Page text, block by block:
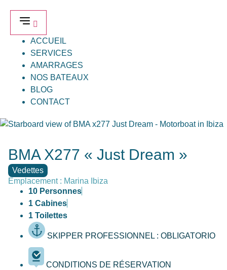
ACCUEIL
SERVICES
AMARRAGES
NOS BATEAUX
BLOG
CONTACT
BMA X277 « Just Dream »
Vedettes
Emplacement : Marina Ibiza
10 Personnes
1 Cabines
1 Toilettes
SKIPPER PROFESSIONNEL : OBLIGATORIO
CONDITIONS DE RÉSERVATION